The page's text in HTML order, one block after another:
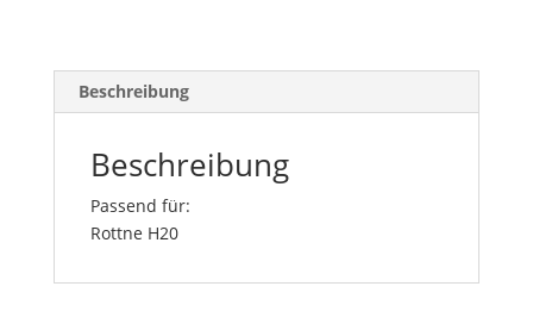
Beschreibung
Beschreibung
Passend für:
Rottne H20